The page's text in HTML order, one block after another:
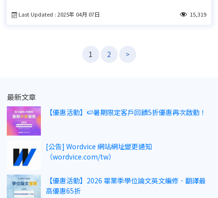
Last Updated : 2025年 04月 07日 15,319
1 2 >
最新文章
【優惠活動】🍉暑期限定客戶回饋5折優惠再次啟動！
[公告] Wordvice 網站網址變更通知
（wordvice.com/tw）
【優惠活動】2026 畢業季學位論文英文編修．翻譯最
高優惠65折